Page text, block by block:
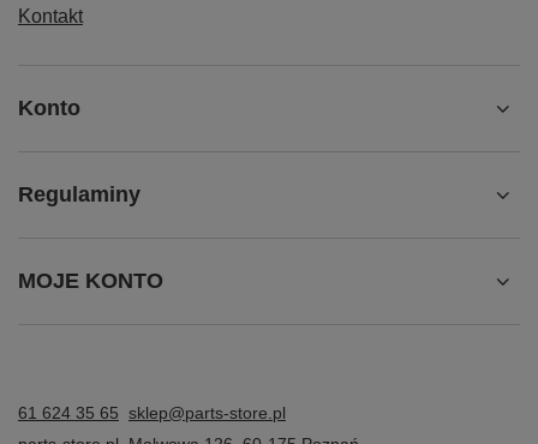
Kontakt
Konto
Regulaminy
MOJE KONTO
61 624 35 65 sklep@parts-store.pl